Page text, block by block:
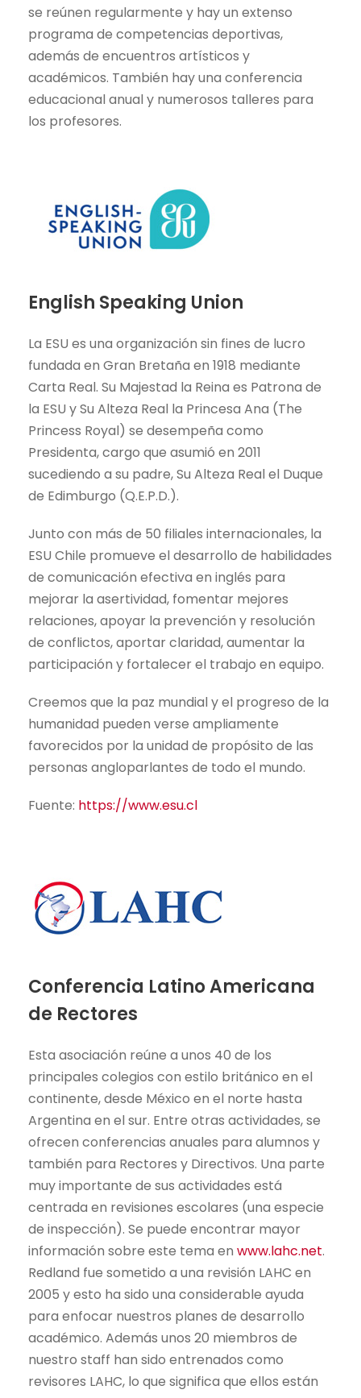
se reúnen regularmente y hay un extenso
programa de competencias deportivas,
además de encuentros artísticos y
académicos. También hay una conferencia
educacional anual y numerosos talleres para
los profesores.
English Speaking Union
La ESU es una organización sin fines de lucro
fundada en Gran Bretaña en 1918 mediante
Carta Real. Su Majestad la Reina es Patrona de
la ESU y Su Alteza Real la Princesa Ana (The
Princess Royal) se desempeña como
Presidenta, cargo que asumió en 2011
sucediendo a su padre, Su Alteza Real el Duque
de Edimburgo (Q.E.P.D.).
Junto con más de 50 filiales internacionales, la
ESU Chile promueve el desarrollo de habilidades
de comunicación efectiva en inglés para
mejorar la asertividad, fomentar mejores
relaciones, apoyar la prevención y resolución
de conflictos, aportar claridad, aumentar la
participación y fortalecer el trabajo en equipo.
Creemos que la paz mundial y el progreso de la
humanidad pueden verse ampliamente
favorecidos por la unidad de propósito de las
personas angloparlantes de todo el mundo.
Fuente: https://www.esu.cl
Conferencia Latino Americana
de Rectores
Esta asociación reúne a unos 40 de los
principales colegios con estilo británico en el
continente, desde México en el norte hasta
Argentina en el sur. Entre otras actividades, se
ofrecen conferencias anuales para alumnos y
también para Rectores y Directivos. Una parte
muy importante de sus actividades está
centrada en revisiones escolares (una especie
de inspección). Se puede encontrar mayor
información sobre este tema en www.lahc.net.
Redland fue sometido a una revisión LAHC en
2005 y esto ha sido una considerable ayuda
para enfocar nuestros planes de desarrollo
académico. Además unos 20 miembros de
nuestro staff han sido entrenados como
revisores LAHC, lo que significa que ellos están